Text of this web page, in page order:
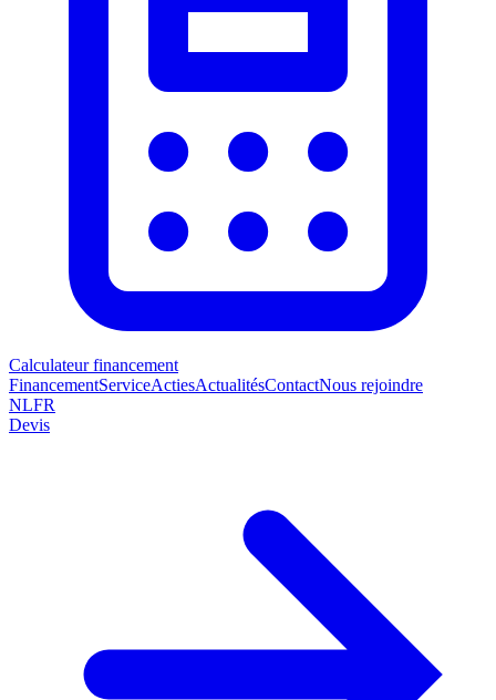
Calculateur financement
FinancementServiceActiesActualitésContactNous rejoindre
NLFR
Devis